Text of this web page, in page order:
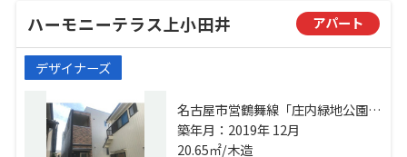
ハーモニーテラス上小田井 アパート
デザイナーズ
名古屋市営鶴舞線「庄内緑地公園」
駅 徒歩7分 名鉄犬山線「中小田井」
駅 徒歩8分 ＪＲ東海交通城北線「小
築年月：2019年 12月
20.65㎡/木造